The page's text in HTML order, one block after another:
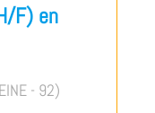
F) en
- 92)